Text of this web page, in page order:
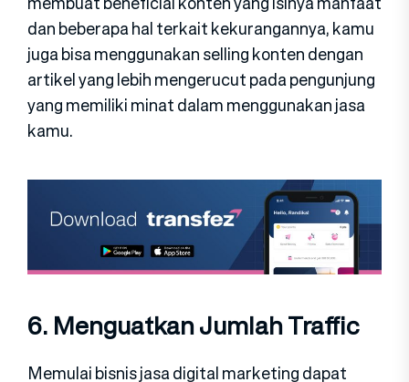
dan beberapa hal terkait kekurangannya, kamu
juga bisa menggunakan selling konten dengan
artikel yang lebih mengerucut pada pengunjung
yang memiliki minat dalam menggunakan jasa
kamu.
6. Menguatkan Jumlah Traffic
Memulai bisnis jasa digital marketing dapat